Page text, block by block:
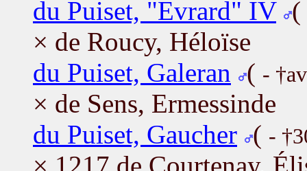
du Puiset, "Evrard" IV (
× de Roucy, Héloïse
du Puiset, Galeran
( -
× de Sens, Ermessinde
du Puiset, Gaucher ( -
× 1217 de Courtenay,